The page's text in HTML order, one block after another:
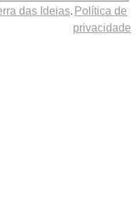
das Ideias. Política de
privacidade